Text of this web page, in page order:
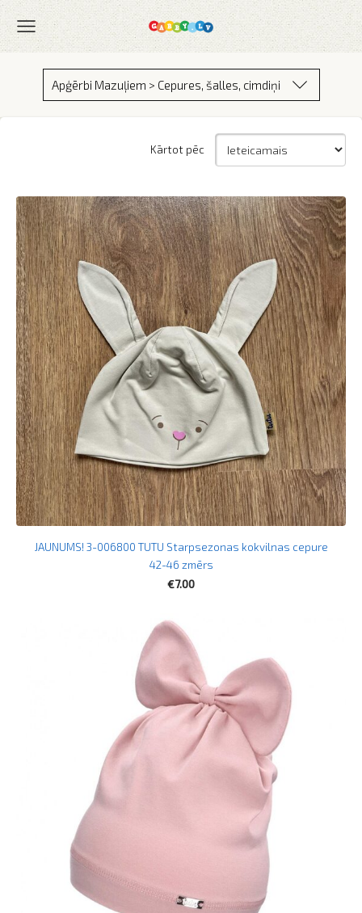
Apģērbi Mazuļiem > Cepures, šalles, cimdiņi
Kārtot pēc
JAUNUMS! 3-006800 TUTU Starpsezonas kokvilnas cepure
42-46 zmērs
€7.00